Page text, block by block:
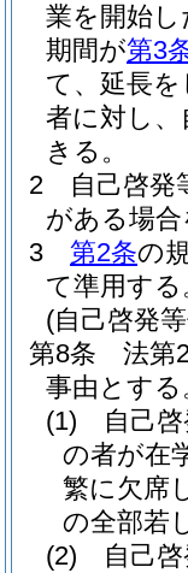
業を開始
期間が第3
て、延長
者に対し
きる。
2
自己啓発
がある場
3
第2条の
て準用する
(自己啓発
第8条
法第
事由とする
(1)
自己
の者が在
繁に欠席
の全部若
(2)
自己